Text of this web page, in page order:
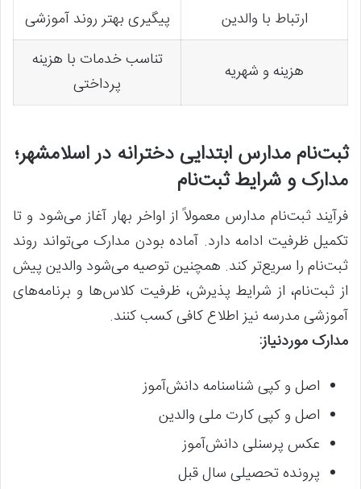
ارتباط با والدین
پیگیری بهتر روند آموزشی
هزینه و شهریه
تناسب خدمات با هزینه
پرداختی
ثبت‌نام مدارس ابتدایی دخترانه در اسلامشهر؛
مدارک و شرایط ثبت‌نام
فرآیند ثبت‌نام مدارس معمولاً از اواخر بهار آغاز می‌شود و تا
تکمیل ظرفیت ادامه دارد. آماده بودن مدارک می‌تواند روند
ثبت‌نام را سریع‌تر کند. همچنین توصیه می‌شود والدین پیش
از ثبت‌نام، از شرایط پذیرش، ظرفیت کلاس‌ها و برنامه‌های
آموزشی مدرسه نیز اطلاع کافی کسب کنند.
مدارک موردنیاز:
اصل و کپی شناسنامه دانش‌آموز
اصل و کپی کارت ملی والدین
عکس پرسنلی دانش‌آموز
پرونده تحصیلی سال قبل